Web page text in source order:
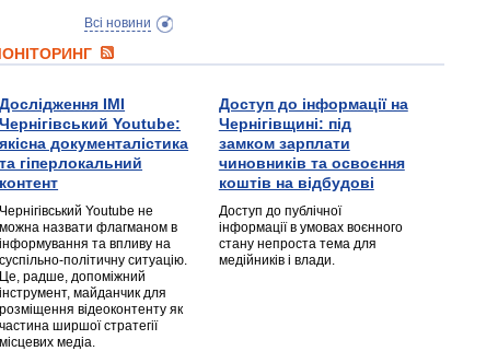
Всі новини
Дослідження ІМІ
Чернігівський Youtube:
якісна документалістика
та гіперлокальний
контент
Чернігівський Youtube не
можна назвати флагманом в
інформування та впливу на
суспільно-політичну ситуацію.
Це, радше, допоміжний
інструмент, майданчик для
розміщення відеоконтенту як
частина ширшої стратегії
місцевих медіа.
Доступ до інформації на
Чернігівщині: під
замком зарплати
чиновників та освоєння
коштів на відбудові
Доступ до публічної
інформації в умовах воєнного
стану непроста тема для
медійників і влади.